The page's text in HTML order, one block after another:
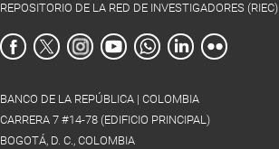
REPOSITORIO DE LA RED DE INVESTIGADORES (RIEC)
BANCO DE LA REPÚBLICA | COLOMBIA
CARRERA 7 #14-78 (EDIFICIO PRINCIPAL)
BOGOTÁ, D. C., COLOMBIA